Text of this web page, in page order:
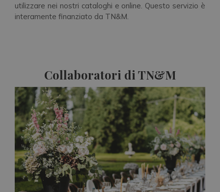
utilizzare nei nostri cataloghi e online. Questo servizio è
interamente finanziato da TN&M.
Collaboratori di TN&M